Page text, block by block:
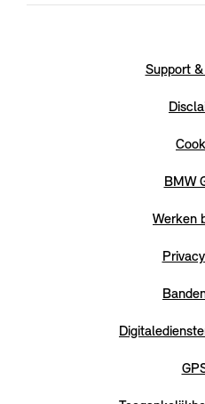
Support
BMW
Werken